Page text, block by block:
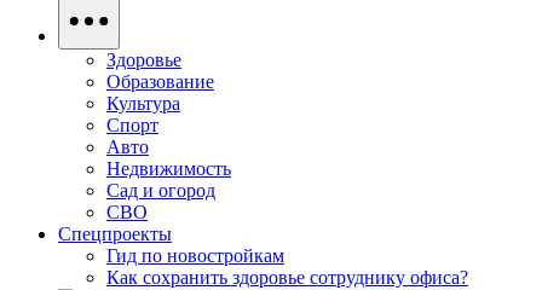
Здоровье
Образование
Культура
Спорт
Авто
Недвижимость
Сад и огород
СВО
Спецпроекты
Гид по новостройкам
Как сохранить здоровье сотруднику офиса?